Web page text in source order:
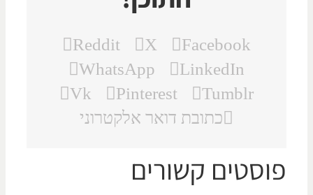
Facebook
X
Reddit
LinkedIn
WhatsApp
Tumblr
Pinterest
Vk
כתובת דואר אלקטרוני
קשורים